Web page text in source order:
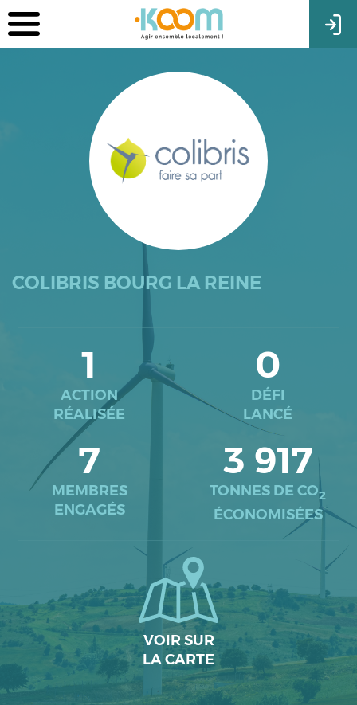
COLIBRIS BOURG LA REINE
1
ACTION
RÉALISÉE
0
DÉFI
LANCÉ
7
MEMBRES
ENGAGÉS
3 917
TONNES DE CO2
ÉCONOMISÉES
VOIR SUR
LA CARTE